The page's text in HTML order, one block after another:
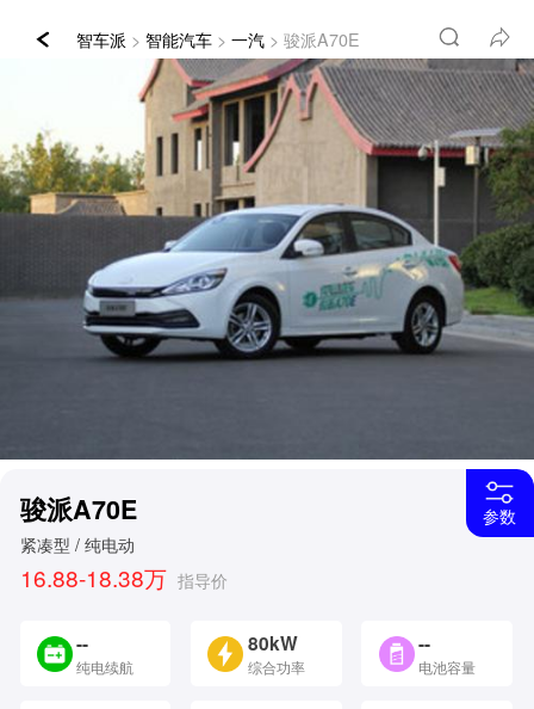
智车派 >智能汽车 >一汽 > 骏派A70E
参数
骏派A70E
紧凑型 / 纯电动
16.88-18.38万 指导价
--
纯电续航
80kW
综合功率
--
电池容量